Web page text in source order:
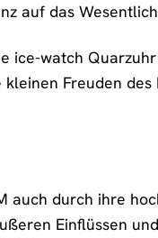
auf das
ice-watch
Freuden
auch durch ihre
Einflüssen